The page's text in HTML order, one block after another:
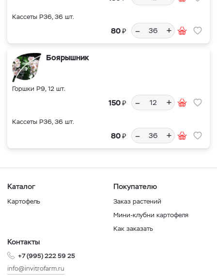
Кассеты Р36, 36 шт.
80₽ – +
Боярышник
Горшки Р9, 12 шт.
150₽ – +
Кассеты Р36, 36 шт.
80₽ – +
Каталог
Картофель
Покупателю
Заказ растений
Мини-клубни картофеля
Как заказать
Контакты
+7 (995) 222 59 25
info@invitrofarm.ru